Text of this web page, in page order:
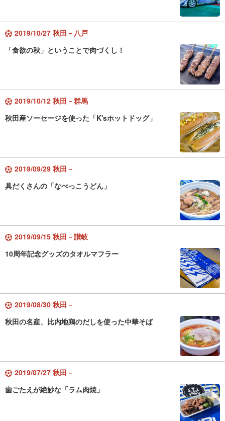
2019/10/27 秋田－八戸
「食欲の秋」ということで肉づくし！
2019/10/12 秋田－群馬
秋田産ソーセージを使った「K'sホットドッグ」
2019/09/29 秋田－
具だくさんの「なべっこうどん」
2019/09/15 秋田－讃岐
10周年記念グッズのタオルマフラー
2019/08/30 秋田－
秋田の名産、比内地鶏のだしを使った中華そば
2019/07/27 秋田－
歯ごたえが絶妙な「ラム肉焼」